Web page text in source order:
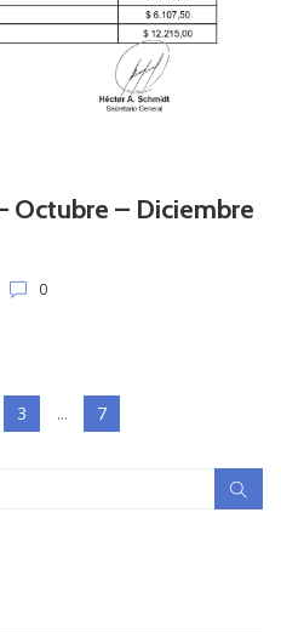
Octubre – Diciembre
0
3 ... 7